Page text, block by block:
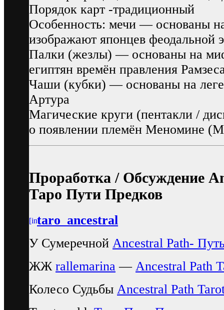
Порядок карт -традиционный
Особенность: мечи — основаны
изображают японцев феодальной
Палки (жезлы) — основаны на
египтян времён правления
Чаши (кубки) — основаны на
Артура
Магические круги (пентакли /
о появлении племён Меномине
Проработка / Обсуждение
Таро Пути Предков
taro_ancestral
У Сумеречной Ancestral Path-
ЖЖ rallemarina — Ancestral Path
Колесо Судьбы Ancestral Path